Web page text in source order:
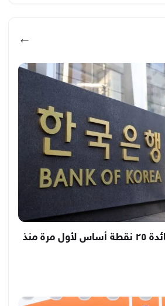
←
بنك كوريا يرفع الفائدة ٢٥ نقطة أساس لأول مرة منذ